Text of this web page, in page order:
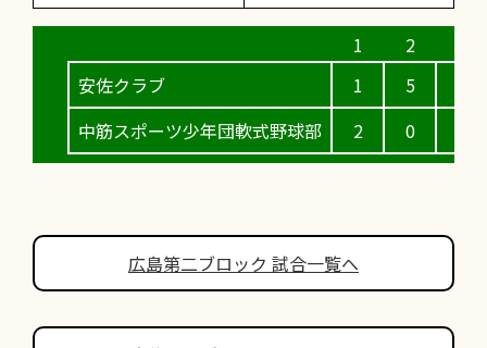
安佐クラブ
中筋スポーツ少年団軟式野球部
1
2
5
0
広島第二ブロック 試合一覧へ